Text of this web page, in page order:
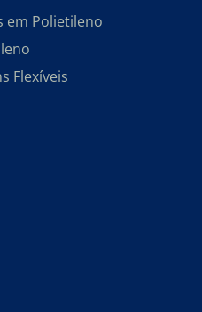
em Polietileno
Flexíveis